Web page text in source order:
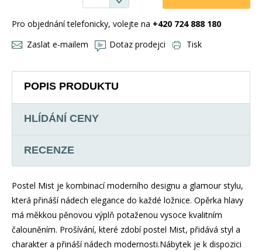
Pro objednání telefonicky, volejte na +420 724 888 180
Zaslat e-mailem
Dotaz prodejci Tisk
POPIS PRODUKTU
HLÍDÁNÍ CENY
RECENZE
Postel Mist je kombinací moderního designu a glamour stylu,
která přináší nádech elegance do každé ložnice. Opěrka hlavy
má měkkou pěnovou výplň potaženou vysoce kvalitním
čalouněním. Prošívání, které zdobí postel Mist, přidává styl a
charakter a přináší nádech modernosti.Nábytek je k dispozici